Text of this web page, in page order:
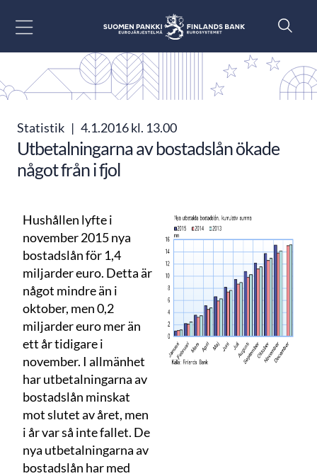
Statistik | 4.1.2016 kl. 13.00
Utbetalningarna av bostadslån ökade
något från i fjol
Hushållen lyfte i
november 2015 nya
bostadslån för 1,4
miljarder euro. Detta är
något mindre än i
oktober, men 0,2
miljarder euro mer än
ett år tidigare i
november. I allmänhet
har utbetalningarna av
bostadslån minskat
mot slutet av året, men
i år var så inte fallet. De
nya utbetalningarna av
bostadslån har med